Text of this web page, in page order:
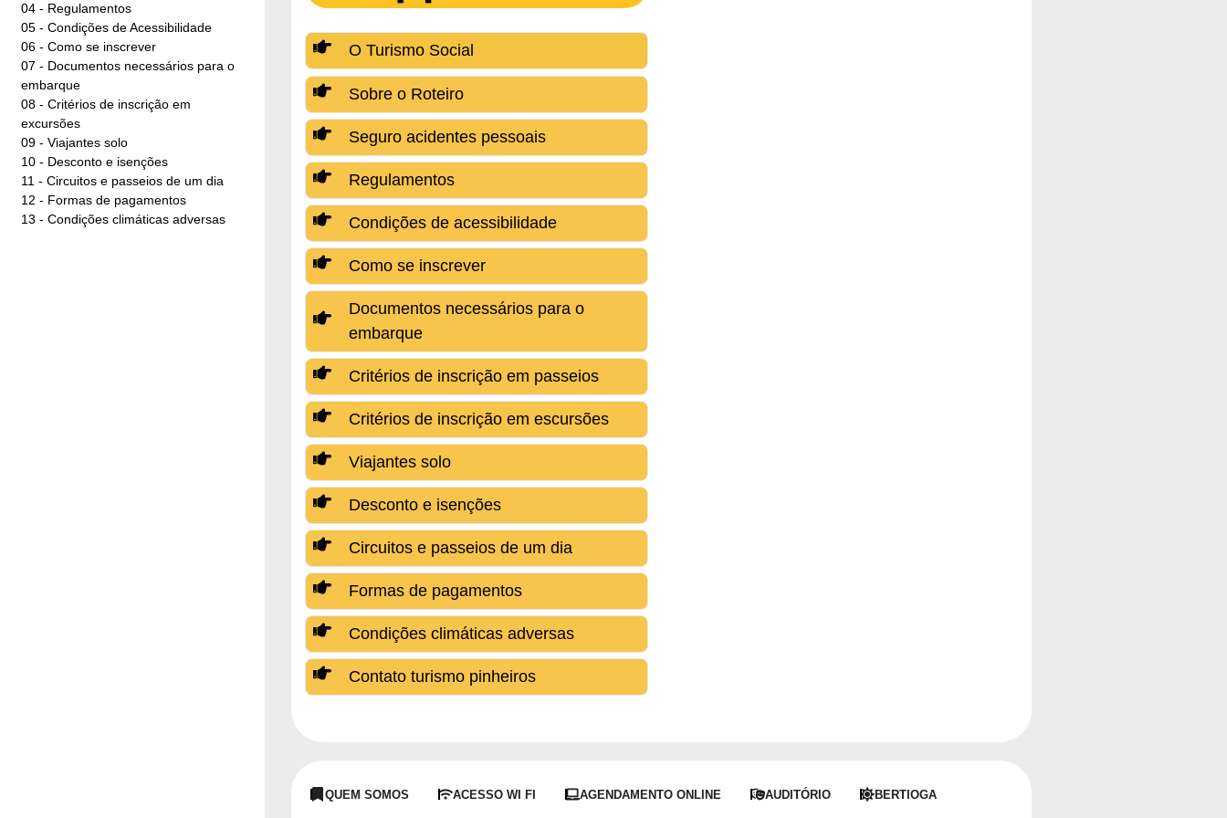
04 - Regulamentos
05 - Condições de Acessibilidade
06 - Como se inscrever
07 - Documentos necessários para o
embarque
08 - Critérios de inscrição em
excursões
09 - Viajantes solo
10 - Desconto e isenções
11 - Circuitos e passeios de um dia
12 - Formas de pagamentos
13 - Condições climáticas adversas
O Turismo Social
Sobre o Roteiro
Seguro acidentes pessoais
Regulamentos
Condições de acessibilidade
Como se inscrever
Documentos necessários para o
embarque
Critérios de inscrição em passeios
Critérios de inscrição em escursões
Viajantes solo
Desconto e isenções
Circuitos e passeios de um dia
Formas de pagamentos
Condições climáticas adversas
Contato turismo pinheiros
QUEM SOMOS ACESSO WI FI AGENDAMENTO ONLINE AUDITÓRIO BERTIOGA